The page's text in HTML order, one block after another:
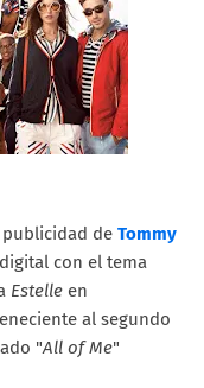
publicidad de Tommy
con el tema
Estelle en
al segundo
"All of Me"